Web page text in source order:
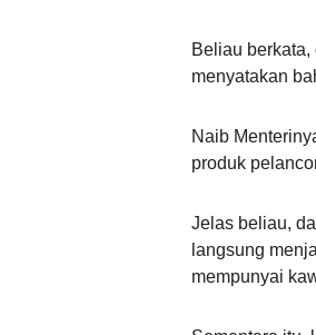
Beliau
menyatakan
Naib
produk
Jelas beliau,
langsung
mempunyai